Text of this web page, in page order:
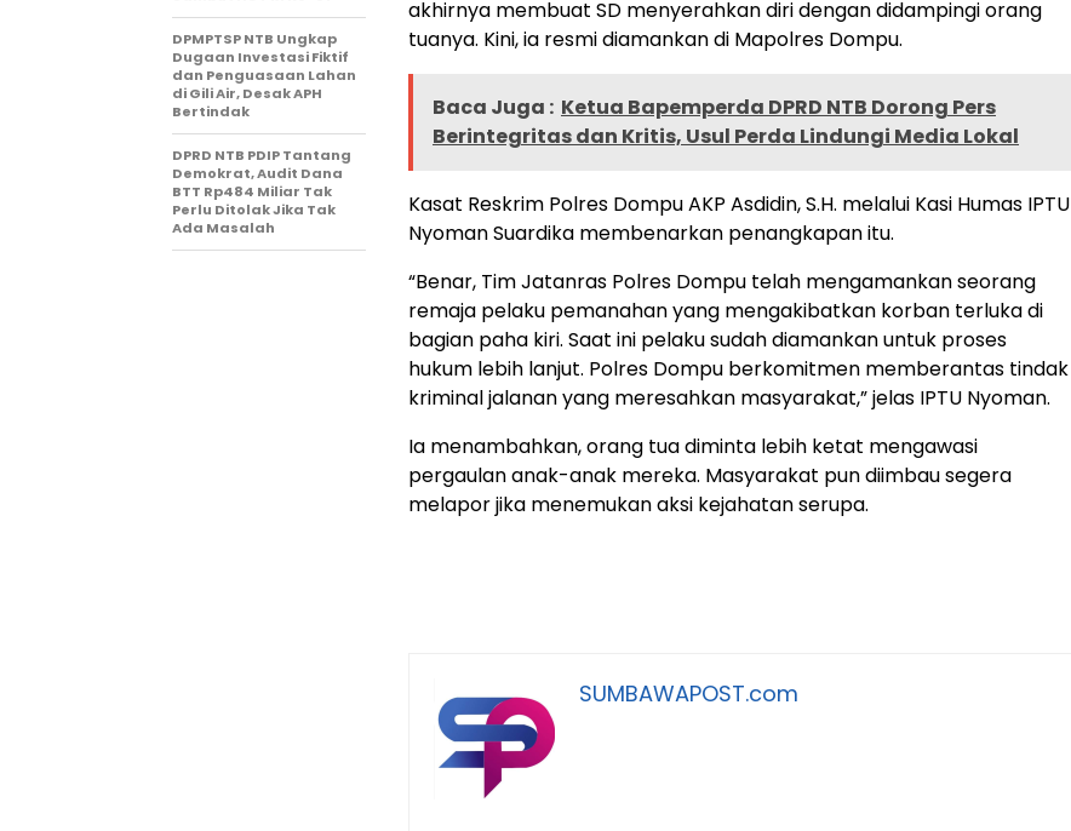
akhirnya membuat SD menyerahkan diri dengan didampingi orang
tuanya. Kini, ia resmi diamankan di Mapolres Dompu.
Baca Juga : Ketua Bapemperda DPRD NTB Dorong Pers
Berintegritas dan Kritis, Usul Perda Lindungi Media Lokal
Kasat Reskrim Polres Dompu AKP Asdidin, S.H. melalui Kasi Humas IPTU
Nyoman Suardika membenarkan penangkapan itu.
“Benar, Tim Jatanras Polres Dompu telah mengamankan seorang
remaja pelaku pemanahan yang mengakibatkan korban terluka di
bagian paha kiri. Saat ini pelaku sudah diamankan untuk proses
hukum lebih lanjut. Polres Dompu berkomitmen memberantas tindak
kriminal jalanan yang meresahkan masyarakat,” jelas IPTU Nyoman.
Ia menambahkan, orang tua diminta lebih ketat mengawasi
pergaulan anak-anak mereka. Masyarakat pun diimbau segera
melapor jika menemukan aksi kejahatan serupa.
SUMBAWAPOST.com
DPMPTSP NTB Ungkap
Dugaan Investasi Fiktif
dan Penguasaan Lahan
di Gili Air, Desak APH
Bertindak
DPRD NTB PDIP Tantang
Demokrat, Audit Dana
BTT Rp484 Miliar Tak
Perlu Ditolak Jika Tak
Ada Masalah